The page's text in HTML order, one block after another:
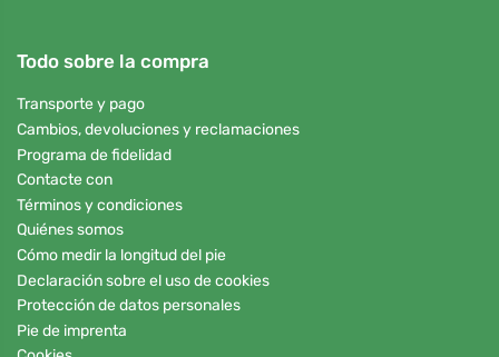
Todo sobre la compra
Transporte y pago
Cambios, devoluciones y reclamaciones
Programa de fidelidad
Contacte con
Términos y condiciones
Quiénes somos
Cómo medir la longitud del pie
Declaración sobre el uso de cookies
Protección de datos personales
Pie de imprenta